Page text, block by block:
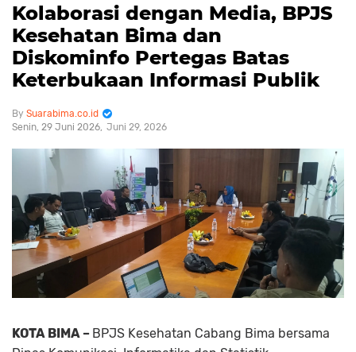
Kolaborasi dengan Media, BPJS
Kesehatan Bima dan
Diskominfo Pertegas Batas
Keterbukaan Informasi Publik
Suarabima.co.id
Senin, 29 Juni 2026 Juni 29, 2026
KOTA BIMA – BPJS Kesehatan Cabang Bima bersama